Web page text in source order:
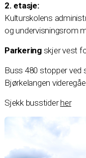
2. etasje:
Kulturskolens
og undervisningsrom
Parkeringskjer vest
Buss 480 stopper ved
Bjørkelangen
Sjekk busstider her